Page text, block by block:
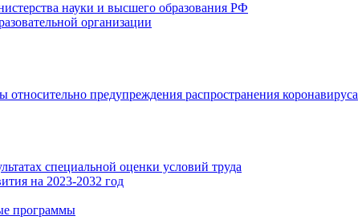
науки и высшего образования РФ
организации
относительно предупреждения распространения коронавируса
специальной оценки условий труда
на 2023-2032 год
программы